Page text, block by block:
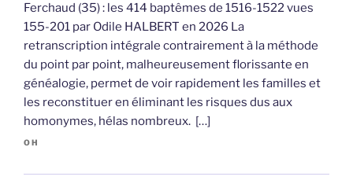
Ferchaud (35) : les 414 baptêmes de 1516-1522 vues
155-201 par Odile HALBERT en 2026 La
retranscription intégrale contrairement à la méthode
du point par point, malheureusement florissante en
généalogie, permet de voir rapidement les familles et
les reconstituer en éliminant les risques dus aux
homonymes, hélas nombreux. […]
OH